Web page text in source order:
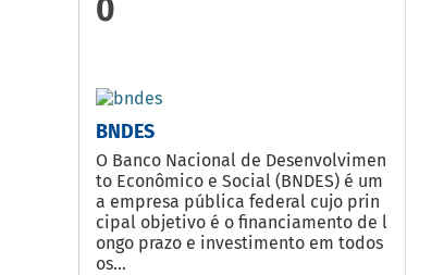
0
BNDES
O Banco Nacional de Desenvolvimen
to Econômico e Social (BNDES) é um
a empresa pública federal cujo prin
cipal objetivo é o financiamento de l
ongo prazo e investimento em todos
os...